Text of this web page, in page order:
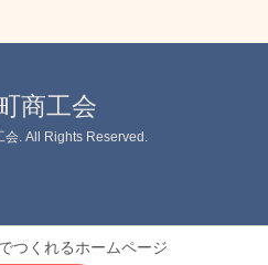
商工会
会. All Rights Reserved.
つくれるホームページ